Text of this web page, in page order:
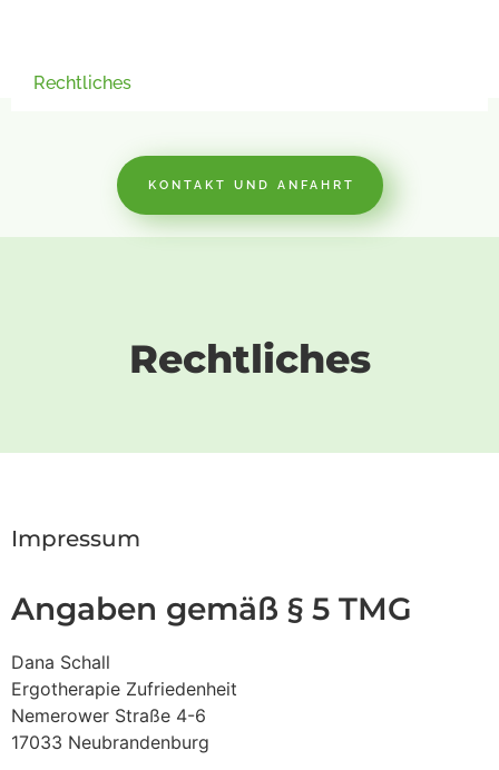
Rechtliches
KONTAKT UND ANFAHRT
Rechtliches
Impressum
Angaben gemäß § 5 TMG
Dana Schall
Ergotherapie Zufriedenheit
Nemerower Straße 4-6
17033 Neubrandenburg